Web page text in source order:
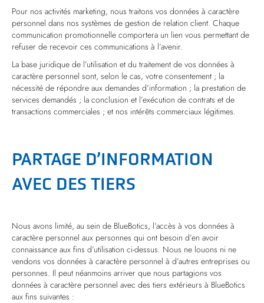
Pour nos activités marketing, nous traitons vos données à caractère
personnel dans nos systèmes de gestion de relation client. Chaque
communication promotionnelle comportera un lien vous permettant de
refuser de recevoir ces communications à l’avenir.
La base juridique de l’utilisation et du traitement de vos données à
caractère personnel sont, selon le cas, votre consentement ; la
nécessité de répondre aux demandes d’information ; la prestation de
services demandés ; la conclusion et l’exécution de contrats et de
transactions commerciales ; et nos intérêts commerciaux légitimes.
PARTAGE D’INFORMATION
AVEC DES TIERS
Nous avons limité, au sein de BlueBotics, l’accès à vos données à
caractère personnel aux personnes qui ont besoin d’en avoir
connaissance aux fins d’utilisation ci-dessus. Nous ne louons ni ne
vendons vos données à caractère personnel à d’autres entreprises ou
personnes. Il peut néanmoins arriver que nous partagions vos
données à caractère personnel avec des tiers extérieurs à BlueBotics
aux fins suivantes :